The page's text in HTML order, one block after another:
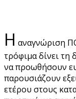
Η αναγνώριση
τρόφιμα δίνει
να προωθήσουν
παρουσιάζουν
ετέρου στους